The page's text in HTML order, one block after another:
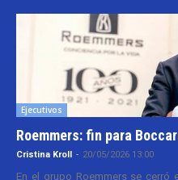
Ejecutivos
Roemmers: fin para
Cristina Kroll - 20/05/2026 13:00
En el grupo Roemmers se